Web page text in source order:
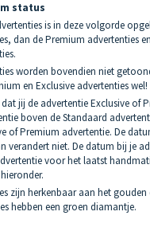
status
is in deze volgorde
dan de Premium advertenties
worden bovendien niet
en Exclusive advertenties wel!
jij de advertentie Exclusive of
boven de Standaard
of Premium advertentie. De
verandert niet. De datum bij je
voor het laatst
zijn herkenbaar aan het
hebben een groen diamantje.